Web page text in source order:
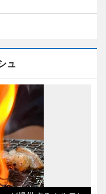
ュ